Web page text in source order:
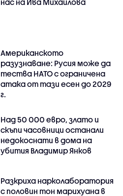
нас на Ива Михаилова
Американското
разузнаване: Русия може да
тества НАТО с ограничена
атака от тази есен до 2029
г.
Над 50 000 евро, злато и
скъпи часовници останали
недокоснати в дома на
убития Владимир Янков
Разкриха нарколаборатория
с половин тон марихуана в